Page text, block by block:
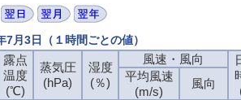
月3日（１時間ごとの値）
露点
温度
(℃)
蒸気圧
(hPa)
湿度
(％)
風速・風向
平均風速
(m/s)
風向